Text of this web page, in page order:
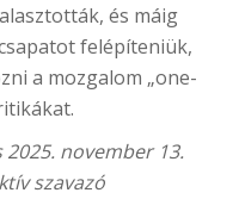
és máig
felépíteniük,
a mozgalom „one-
november 13.
szavazó